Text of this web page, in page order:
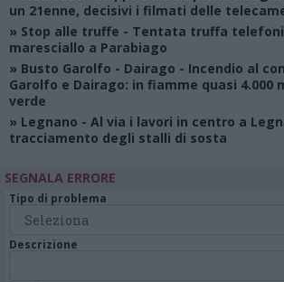
un 21enne, decisivi i filmati delle
» Stop alle truffe - Tentata truffa
maresciallo a Parabiago
» Busto Garolfo - Dairago - Incendio al
Garolfo e Dairago: in fiamme quasi 4.000
verde
» Legnano - Al via i lavori in centro a
tracciamento degli stalli di sosta
SEGNALA ERRORE
Tipo di problema
Descrizione